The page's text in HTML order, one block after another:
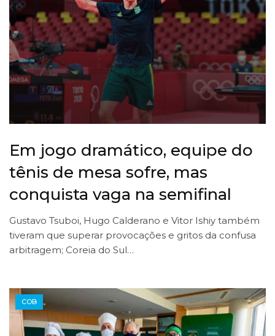
Em jogo dramático, equipe do
tênis de mesa sofre, mas
conquista vaga na semifinal
Gustavo Tsuboi, Hugo Calderano e Vitor Ishiy também
tiveram que superar provocações e gritos da confusa
arbitragem; Coreia do Sul…
COB